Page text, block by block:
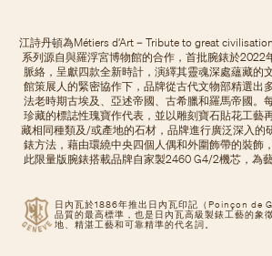
日內瓦於1886年推出日內瓦印記（Poinçon de
品質的最高標準，也是日內瓦高級製錶工藝的象
地、精湛工藝和可靠精準的代名詞。
江詩丹頓為Métiers d’Art – Tribute to great
系列源自與羅浮宮博物館的合作，首批腕錶於2022
脈絡，呈獻四款全新時計，演繹其靈魂深處蘊藏的
館策展人的緊密協作下，品牌從古代文物部精選出
法老時期古埃及、亞述帝國、古希臘和羅馬帝國。
珍藏的標誌性瑰寶作代表，並以雕刻寶石貼花工藝
藏相同種類及/或產地的石材，品牌進行廣泛深入的
錶方法，藉由環繞中央四個人偶和外圍飾帶的裝飾
此限量版腕錶搭載品牌自家製2460 G4/2機芯，為